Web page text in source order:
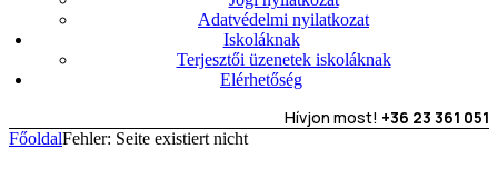
Adatvédelmi nyilatkozat
Iskoláknak
Terjesztői üzenetek iskoláknak
Elérhetőség
Hívjon most! +36 23 361 051
FőoldalFehler: Seite existiert nicht